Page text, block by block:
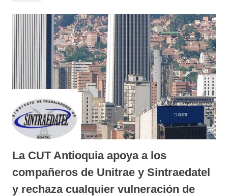
La CUT Antioquia apoya a los
compañeros de Unitrae y Sintraedatel
y rechaza cualquier vulneración de